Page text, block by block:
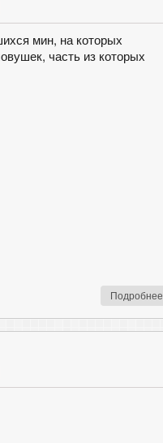
мин, на которых
часть из которых
Подробнее